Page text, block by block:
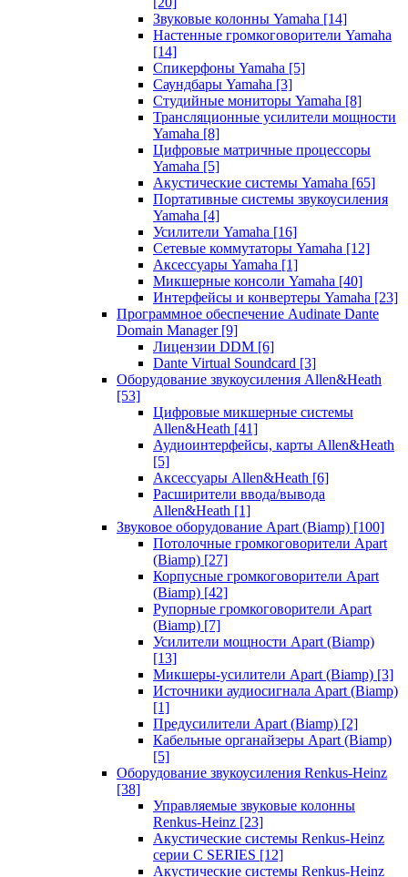
Звуковые колонны Yamaha [14]
Настенные громкоговорители Yamaha
[14]
Спикерфоны Yamaha [5]
Саундбары Yamaha [3]
Студийные мониторы Yamaha [8]
Трансляционные усилители мощности
Yamaha [8]
Цифровые матричные процессоры
Yamaha [5]
Акустические системы Yamaha [65]
Портативные системы звукоусиления
Yamaha [4]
Усилители Yamaha [16]
Сетевые коммутаторы Yamaha [12]
Аксессуары Yamaha [1]
Микшерные консоли Yamaha [40]
Интерфейсы и конвертеры Yamaha [23]
Программное обеспечение Audinate Dante
Domain Manager [9]
Лицензии DDM [6]
Dante Virtual Soundcard [3]
Оборудование звукоусиления Allen&Heath
[53]
Цифровые микшерные системы
Allen&Heath [41]
Аудиоинтерфейсы, карты Allen&Heath
[5]
Аксессуары Allen&Heath [6]
Расширители ввода/вывода
Allen&Heath [1]
Звуковое оборудование Apart (Biamp) [100]
Потолочные громкоговорители Apart
(Biamp) [27]
Корпусные громкоговорители Apart
(Biamp) [42]
Рупорные громкоговорители Apart
(Biamp) [7]
Усилители мощности Apart (Biamp)
[13]
Микшеры-усилители Apart (Biamp) [3]
Источники аудиосигнала Apart (Biamp)
[1]
Предусилители Apart (Biamp) [2]
Кабельные органайзеры Apart (Biamp)
[5]
Оборудование звукоусиления Renkus-Heinz
[38]
Управляемые звуковые колонны
Renkus-Heinz [23]
Акустические системы Renkus-Heinz
серии C SERIES [12]
Акустические системы Renkus-Heinz